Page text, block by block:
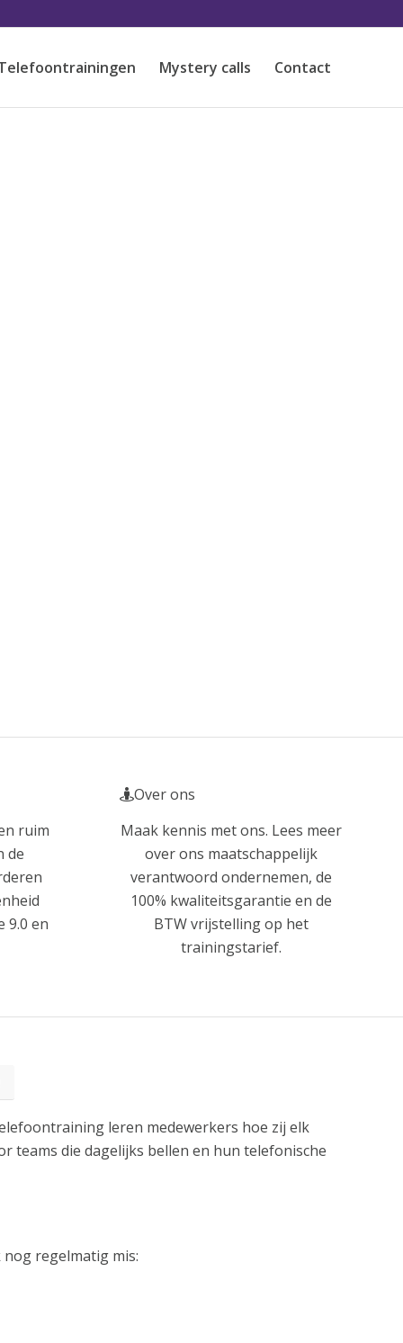
Mystery calls Contact
ruim
de
9.0 en
Over ons
Maak kennis met ons. Lees meer
over ons maatschappelijk
verantwoord ondernemen, de
100% kwaliteitsgarantie en de
BTW vrijstelling op het
trainingstarief.
leren medewerkers hoe zij elk
teams die dagelijks bellen en hun telefonische
regelmatig mis: